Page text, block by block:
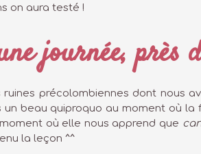
on aura testé !
journée, près
précolombiennes dont nous
beau quiproquo au moment où la
où elle nous apprend que
la leçon ^^